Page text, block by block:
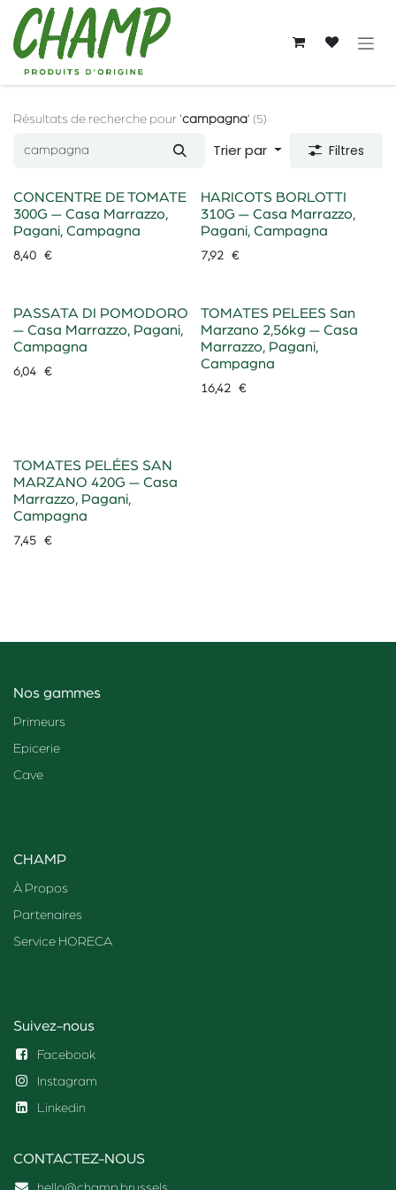
Se rendre au contenu
Résultats de recherche pour 'campagna' (5)
Trier par Filtres
CONCENTRE DE TOMATE
300G — Casa Marrazzo,
Pagani, Campagna
8,40 €
HARICOTS BORLOTTI
310G — Casa Marrazzo,
Pagani, Campagna
7,92€
PASSATA DI POMODORO
— Casa Marrazzo, Pagani,
Campagna
6,04 €
TOMATES PELEES San
Marzano 2,56kg — Casa
Marrazzo, Pagani,
Campagna
16,42€
TOMATES PELÉES SAN
MARZANO 420G — Casa
Marrazzo, Pagani,
Campagna
7,45 €
Nos gammes
Primeurs
Epicerie
Cave
CHAMP
À Propos
Partenaires
Service HORECA
Suivez-nous
Facebook
Instagram
Linkedin
CONTACTEZ-NOUS
hello@champ.brussels